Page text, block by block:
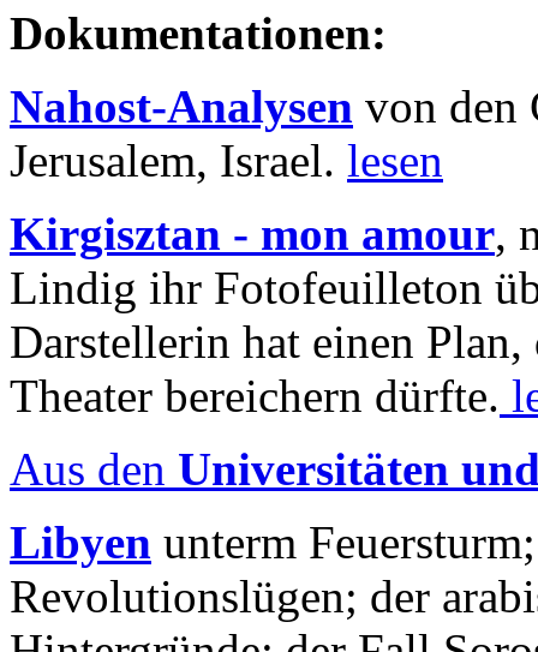
Dokumentationen:
Nahost-Analysen von den
Jerusalem, Israel. lesen
Kirgisztan - mon amour,
Lindig ihr Fotofeuilleton
Darstellerin hat einen Plan,
Theater bereichern dürfte.
Aus den Universitäten
Libyen unterm
Revolutionslügen; der